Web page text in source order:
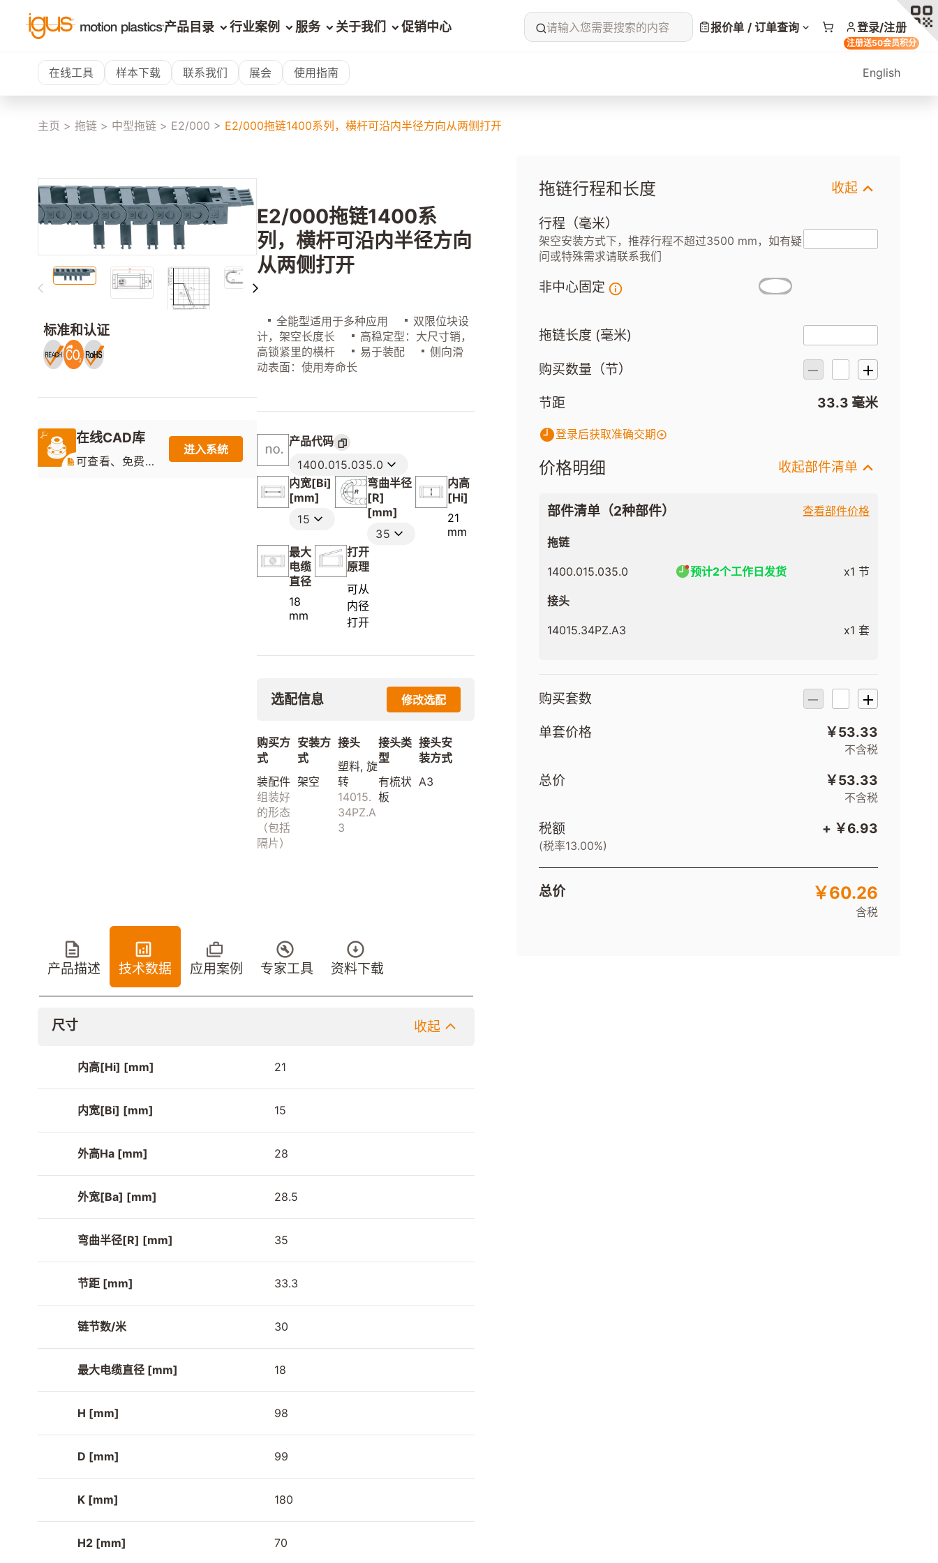
产品目录 行业案例 服务 关于我们 促销中心 请输入您需要搜索的内容 报价单 / 订单查询 登录/注册
注册送50会员积分
在线工具 样本下载 联系我们 展会 使用指南 English
主页 > 拖链 > 中型拖链 > E2/000 > E2/000拖链1400系列，横杆可沿内半径方向从两侧打开
标准和认证
在线CAD库
可查看、免费
进入系统
E2/000拖链1400系
列，横杆可沿内半径方向
从两侧打开
全能型适用于多种应用
双限位块设
计，架空长度长
高稳定型：大尺寸销，
高锁紧里的横杆
易于装配
侧向滑
动表面：使用寿命长
产品代码
1400.015.035.0
内宽[Bi]
[mm]
15
弯曲半径
[R]
[mm]
35
内高
[Hi]
21
mm
最大
电缆
直径
18
mm
打开
原理
可从
内径
打开
选配信息 修改选配
购买方
式
装配件
组装好
的形态
（包括
隔片）
安装方
式
架空
接头
塑料, 旋
转
14015.
34PZ.A
3
接头类
型
有梳状
板
接头安
装方式
A3
产品描述 技术数据 应用案例 专家工具 资料下载
尺寸 收起
内高[Hi] [mm] 21
内宽[Bi] [mm] 15
外高Ha [mm] 28
外宽[Ba] [mm] 28.5
弯曲半径[R] [mm] 35
节距 [mm] 33.3
链节数/米 30
最大电缆直径 [mm] 18
H [mm] 98
D [mm] 99
K [mm] 180
H2 [mm] 70
拖链行程和长度 收起
行程（毫米）
架空安装方式下，推荐行程不超过3500 mm，如有疑
问或特殊需求请联系我们
非中心固定
拖链长度 (毫米)
购买数量（节）
节距 33.3 毫米
登录后获取准确交期
价格明细 收起部件清单
部件清单（2种部件） 查看部件价格
拖链
1400.015.035.0 预计2个工作日发货 x1 节
接头
14015.34PZ.A3 x1 套
购买套数
单套价格 ￥53.33
不含税
总价 ￥53.33
不含税
税额
(税率13.00%)
+ ￥6.93
总价 ￥60.26
含税